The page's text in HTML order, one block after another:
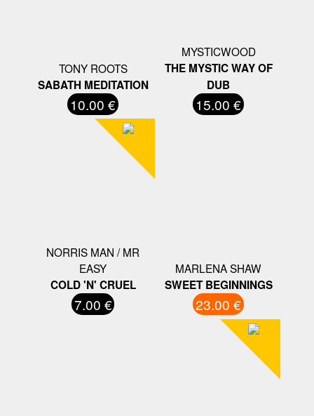
TONY ROOTS
SABATH MEDITATION
10.00 €
MYSTICWOOD
THE MYSTIC WAY OF
DUB
15.00 €
NORRIS MAN / MR
EASY
COLD 'N' CRUEL
7.00 €
MARLENA SHAW
SWEET BEGINNINGS
23.00 €